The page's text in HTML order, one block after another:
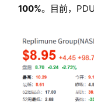
100%。目前，